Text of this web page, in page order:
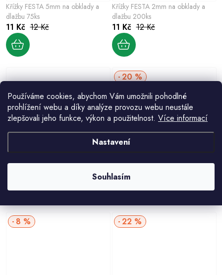
Používáme cookies, abychom Vám umožnili pohodlné
prohlížení webu a díky analýze provozu webu neustále
zlepšovali jeho funkce, výkon a použitelnost. Více informací
Nastavení
Souhlasím
Křížky FESTA 5mm na obklady a
dlažbu 75ks
11 Kč 12 Kč
Křížky FESTA 2mm na obklady a
dlažbu 200ks
11 Kč 12 Kč
Křížky FESTA 2.5mm na obklady a
dlažbu 200ks
dlažbu 200ks
20 %
12 Kč
8 % 22 %